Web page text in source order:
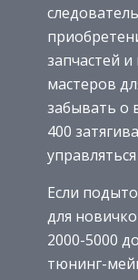
запчастей
мастеров
забывать о
400
Если
для
2000-5000
тюнинг-